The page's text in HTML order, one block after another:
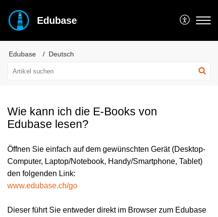
Edubase
Edubase Deutsch
Wie kann ich die E-Books von
Edubase lesen?
Öffnen Sie einfach auf dem gewünschten Gerät (Desktop-
Computer, Laptop/Notebook, Handy/Smartphone, Tablet)
den folgenden Link:
www.edubase.ch/go
Dieser führt Sie entweder direkt im Browser zum Edubase